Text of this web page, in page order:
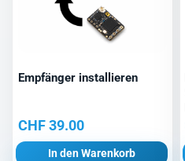
Empfänger installieren
CHF39.00
In den Warenkorb